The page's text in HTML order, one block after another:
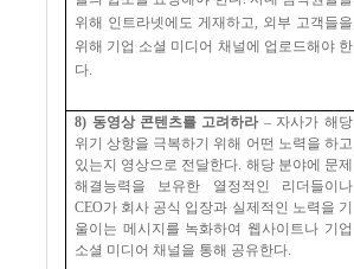
위해 인트라넷에도 게재하고, 외부 고객들을
위해 기업 소셜 미디어 채널에 업로드해야 한
다.
8) 동영상 콘텐츠를 고려하라 – 자사가 해당
위기 상항을 극복하기 위해 어떤 노력을 하고
있는지 영상으로 전달한다. 해당 분야에 문제
해결능력을 보유한 열정적인 리더들이나
CEO가 회사 공식 입장과 실제적인 노력을 기
울이는 메시지를 녹화하여 웹사이트나 기업
소셜 미디어 채널을 통해 공유한다.